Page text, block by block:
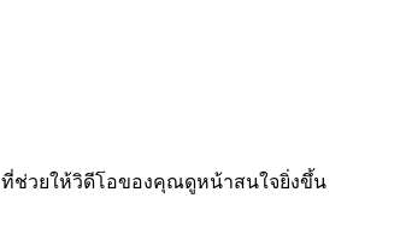
ที่ช่วยให้วิดีโอของคุณดูหน้าสนใจยิ่งขึ้น